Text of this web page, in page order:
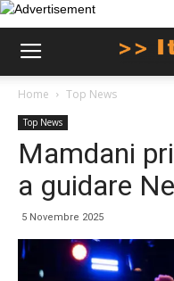
Home Top News
Top News
Mamdani
a guidare
5 Novembre 2025